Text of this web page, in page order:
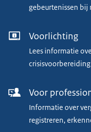
gebeurtenissen bij
Voorlichting
Lees informatie
Voor
Informatie over
registreren,